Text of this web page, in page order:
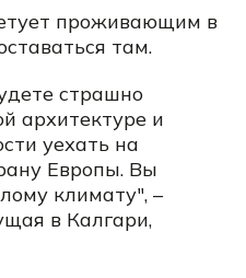
проживающим в
там.
страшно
архитектуре и
уехать на
Европы. Вы
климату", –
в Калгари,